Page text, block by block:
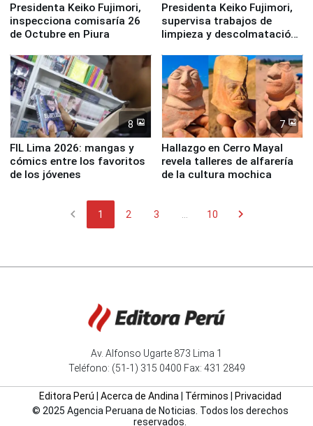
Presidenta Keiko Fujimori,
inspecciona comisaría 26
de Octubre en Piura
Presidenta Keiko Fujimori,
supervisa trabajos de
limpieza y descolmatación
8
FIL Lima 2026: mangas y
cómics entre los favoritos
de los jóvenes
7
Hallazgo en Cerro Mayal
revela talleres de alfarería
de la cultura mochica
chevron_left 1 2 3 10 chevron_right
Av. Alfonso Ugarte 873 Lima 1
Teléfono: (51-1) 315 0400 Fax: 431 2849
Editora Perú Acerca de Andina| Términos
Privacidad
© 2025 Agencia Peruana de Noticias. Todos los derechos
reservados.